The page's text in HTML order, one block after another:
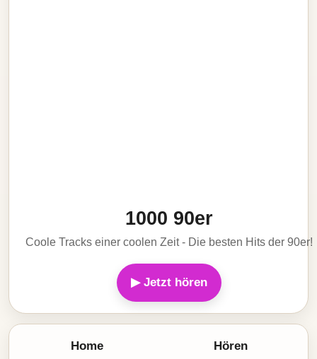
1000 90er
Coole Tracks einer coolen Zeit - Die besten Hits der 90er!
▶ Jetzt hören
Home Hören